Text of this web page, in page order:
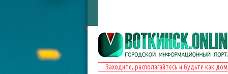
Заходите, располагайтесь и будьте как